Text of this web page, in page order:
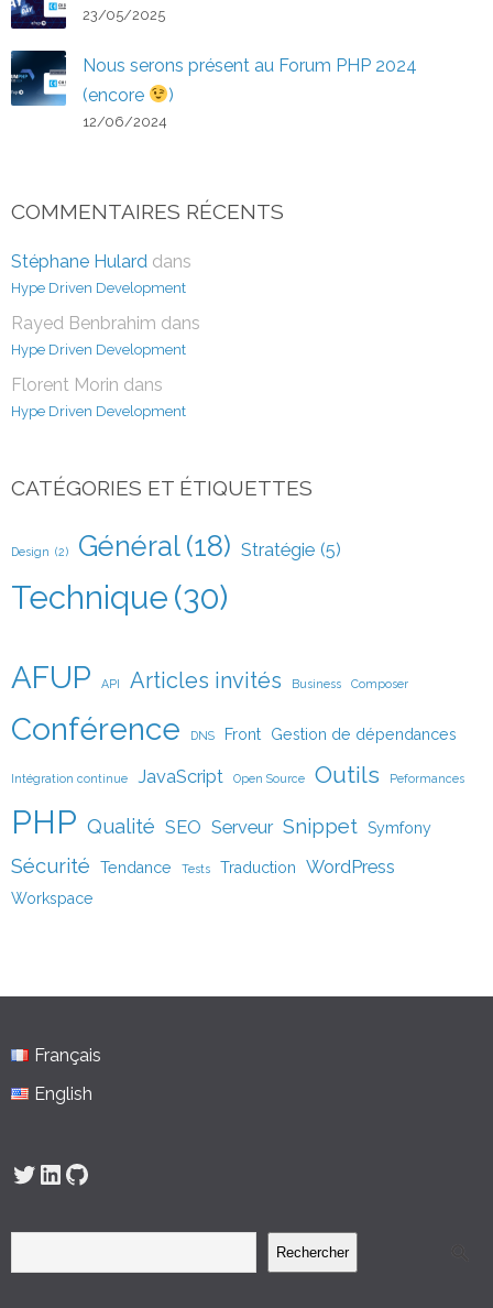
23/05/2025
Nous serons présent au Forum PHP 2024
(encore
)
12/06/2024
COMMENTAIRES RÉCENTS
Stéphane Hulard dans
Hype Driven Development
Rayed Benbrahim dans
Hype Driven Development
Florent Morin dans
Hype Driven Development
CATÉGORIES ET ÉTIQUETTES
Design (2) Général (18) Stratégie (5)
Technique (30)
AFUP API Articles invités Business Composer
Conférence DNS Front Gestion de dépendances
Intégration continue JavaScript Open Source Outils Peformances
PHP Qualité SEO Serveur Snippet Symfony
Sécurité Tendance Tests Traduction WordPress
Workspace
Français
English
Twitter
LinkedIn
GitHub
Rechercher